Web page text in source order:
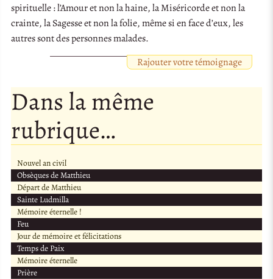
spirituelle : l’Amour et non la haine, la Miséricorde et non la
crainte, la Sagesse et non la folie, même si en face d’eux, les
autres sont des personnes malades.
Rajouter votre témoignage
Dans la même
rubrique…
Nouvel an civil
Obsèques de Matthieu
Départ de Matthieu
Sainte Ludmilla
Mémoire éternelle !
Feu
Jour de mémoire et félicitations
Temps de Paix
Mémoire éternelle
Prière